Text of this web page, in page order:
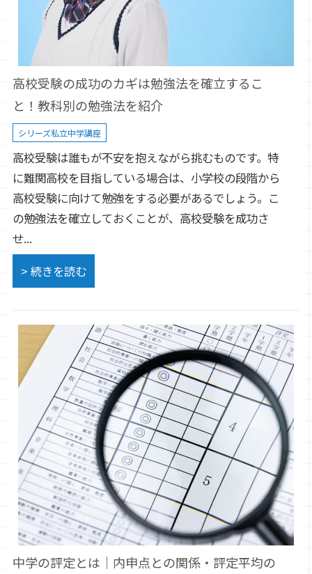
高校受験の成功のカギは勉強法を確立するこ
と！教科別の勉強法を紹介
シリーズ私立中学講座
高校受験は誰もが不安を抱えながら挑むものです。特
に難関高校を目指している場合は、小学校の段階から
高校受験に向けて勉強をする必要があるでしょう。こ
の勉強法を確立しておくことが、高校受験を成功さ
せ...
> 続きを読む
中学の評定とは｜内申点との関係・評定平均の